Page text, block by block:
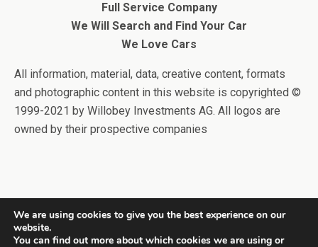
Full Service Company
We Will Search and Find Your Car
We Love Cars
All information, material, data, creative content, formats
and photographic content in this website is copyrighted ©
1999-2021 by Willobey Investments AG. All logos are
owned by their prospective companies
We are using cookies to give you the best experience on our
website.
You can find out more about which cookies we are using or